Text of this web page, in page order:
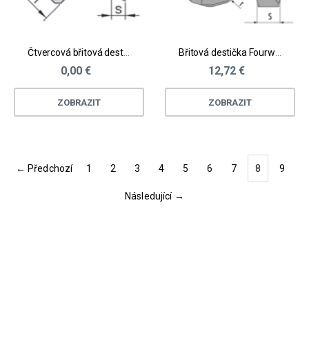
Čtvercová břitová destička - ocel, litina
0,00 €
ZOBRAZIT
Břitová destička Fourworx® vel. S - ocel, litina, kalené materiály
12,72 €
ZOBRAZIT
← Předchozí 1 2 3 4 5 6 7 8(current)
9
Následující →